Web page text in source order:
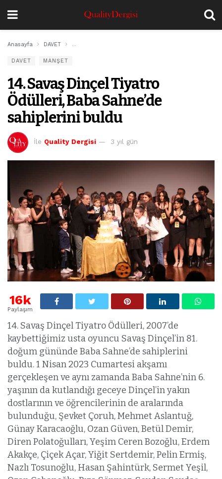
Anasayfa DAVET 14. Savaş Dinçel Tiyatro Ödülleri, Baba Sahne’de
DAVET MANŞET
14. Savaş Dinçel Tiyatro
Ödülleri, Baba Sahne’de
sahiplerini buldu
İle Quality Dergisi 3 yıl gün
16k
Paylaşım
14. Savaş Dinçel Tiyatro Ödülleri, 2007’de
kaybettiğimiz usta oyuncu Savaş Dinçel’in 81.
doğum gününde Baba Sahne’de sahiplerini
buldu. 1 Nisan 2023 Cumartesi akşamı
gerçekleşen ve aynı zamanda Baba Sahne’nin 6.
yaşının da kutlandığı geceye Dinçel’in yakın
dostlarının ve öğrencilerinin de aralarında
bulunduğu, Şevket Çoruh, Mehmet Aslantuğ,
Günay Karacaoğlu, Ozan Güven, Betül Demir,
Diren Polatoğulları, Yeşim Ceren Bozoğlu, Erdem
Akakçe, Çiçek Açar, Yiğit Sertdemir, Pelin Ermiş,
Nazlı Tosunoğlu, Hasan Şahintürk, Sermet Yeşil,